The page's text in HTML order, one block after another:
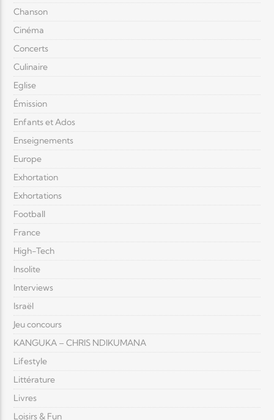
Chanson
Cinéma
Concerts
Culinaire
Eglise
Émission
Enfants et Ados
Enseignements
Europe
Exhortation
Exhortations
Football
France
High-Tech
Insolite
Interviews
Israël
Jeu concours
KANGUKA – CHRIS NDIKUMANA
Lifestyle
Littérature
Livres
Loisirs & Fun